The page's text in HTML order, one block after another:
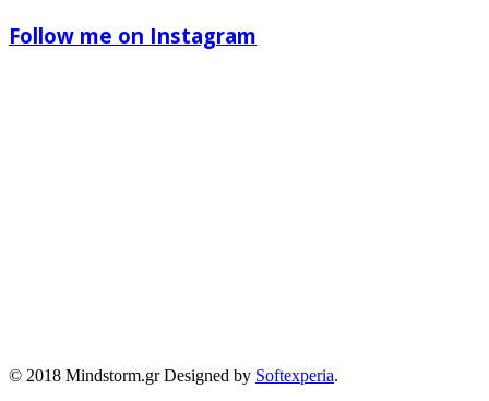
Follow me on Instagram
© 2018 Mindstorm.gr Designed by Softexperia.